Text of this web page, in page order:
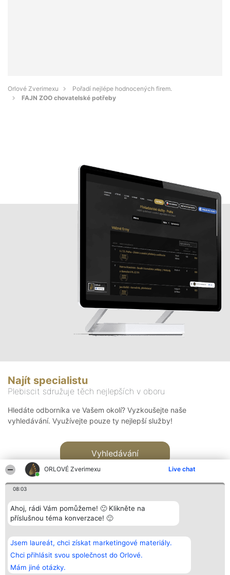
ORLOVÉ Zverimexu Live chat
08:03
Ahoj, rádi Vám pomůžeme! 🙂 Klikněte na
příslušnou téma konverzace! 🙂
Jsem laureát, chci získat marketingové materiály.
Chci přihlásit svou společnost do Orlové.
Mám jiné otázky.
Orlové Zverimexu
Pořadí nejlépe hodnocených firem.
FAJN ZOO chovatelské potřeby
Najít specialistu
Plebiscit sdružuje těch nejlepších v oboru
Hledáte odborníka ve Vašem okolí? Vyzkoušejte naše
vyhledávání. Využívejte pouze ty nejlepší služby!
Vyhledávání
Bright Side Solutions sp. z o.
o. sp. k.
ul. Ruska 22
Wrocław 50-079
KRS 0000749100 | Regon
Vítězové
Seznam všech
laureátů
Zásady
Kontakt